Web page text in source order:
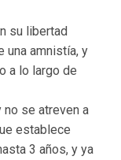
su libertad
una amnistía, y
a lo largo de
no se atreven a
establece
3 años, y ya